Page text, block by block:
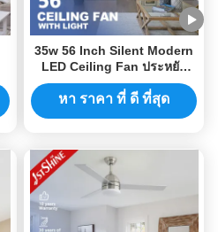
35w 56 Inch Silent Modern
LED Ceiling Fan ประหยัด
พลังงาน DC Motor
หา ราคา ที่ ดี ที่สุด